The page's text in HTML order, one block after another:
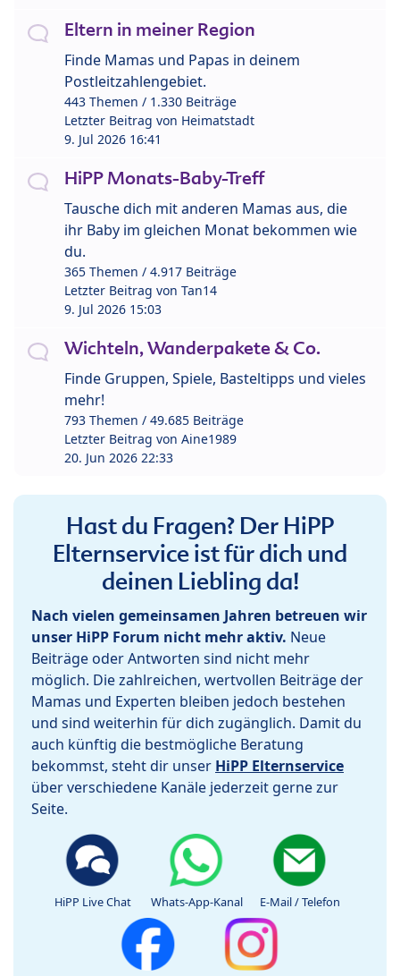
Eltern in meiner Region
Finde Mamas und Papas in deinem
Postleitzahlengebiet.
443 Themen / 1.330 Beiträge
Letzter Beitrag von Heimatstadt
9. Jul 2026 16:41
HiPP Monats-Baby-Treff
Tausche dich mit anderen Mamas aus, die
ihr Baby im gleichen Monat bekommen wie
du.
365 Themen / 4.917 Beiträge
Letzter Beitrag von Tan14
9. Jul 2026 15:03
Wichteln, Wanderpakete & Co.
Finde Gruppen, Spiele, Basteltipps und vieles
mehr!
793 Themen / 49.685 Beiträge
Letzter Beitrag von Aine1989
20. Jun 2026 22:33
Hast du Fragen? Der HiPP
Elternservice ist für dich und
deinen Liebling da!
Nach vielen gemeinsamen Jahren betreuen wir
unser HiPP Forum nicht mehr aktiv. Neue
Beiträge oder Antworten sind nicht mehr
möglich. Die zahlreichen, wertvollen Beiträge der
Mamas und Experten bleiben jedoch bestehen
und sind weiterhin für dich zugänglich. Damit du
auch künftig die bestmögliche Beratung
bekommst, steht dir unser HiPP Elternservice
über verschiedene Kanäle jederzeit gerne zur
Seite.
HiPP Live Chat Whats-App-Kanal E-Mail / Telefon